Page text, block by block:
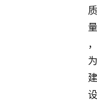
质
量
，
为
建
设